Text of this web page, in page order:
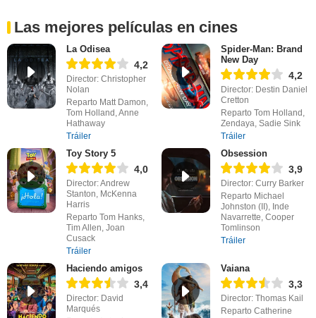
Las mejores películas en cines
La Odisea
4,2
Director: Christopher
Nolan
Reparto Matt Damon,
Tom Holland, Anne
Hathaway
Tráiler
Spider-Man: Brand
New Day
4,2
Director: Destin Daniel
Cretton
Reparto Tom Holland,
Zendaya, Sadie Sink
Tráiler
Toy Story 5
4,0
Director: Andrew
Stanton, McKenna
Harris
Reparto Tom Hanks,
Tim Allen, Joan
Cusack
Tráiler
Obsession
3,9
Director: Curry Barker
Reparto Michael
Johnston (II), Inde
Navarrette, Cooper
Tomlinson
Tráiler
Haciendo amigos
3,4
Director: David
Marqués
Vaiana
3,3
Director: Thomas Kail
Reparto Catherine